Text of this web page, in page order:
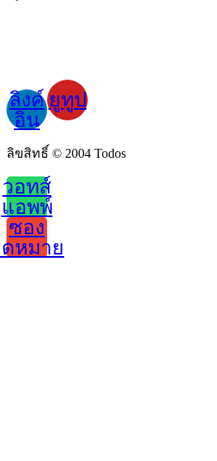
ลิงค์
อิน
ยูทูป
ลิขสิทธิ์ © 2004 Todos
วอทส์
แอพพ์
ซอง
หมาย